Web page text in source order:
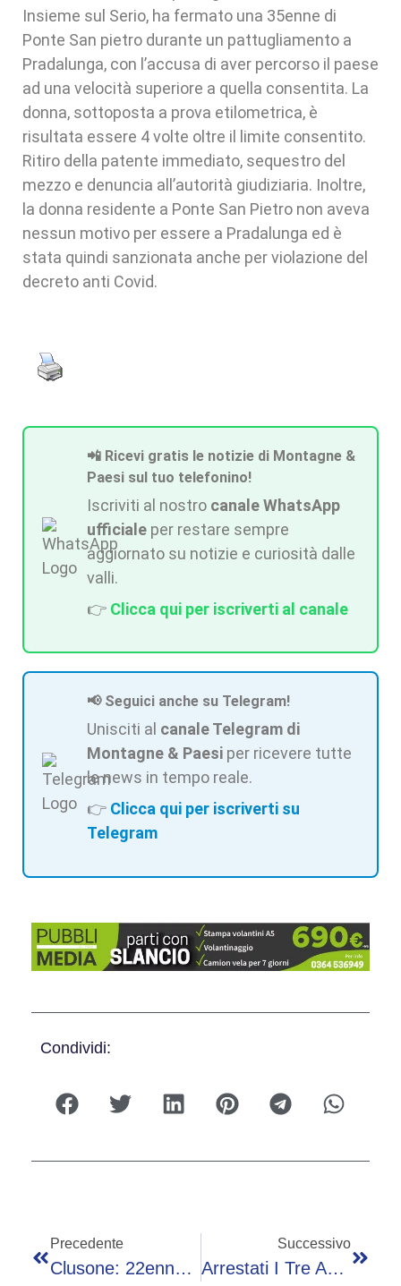
Insieme sul Serio, ha fermato una 35enne di
Ponte San pietro durante un pattugliamento a
Pradalunga, con l’accusa di aver percorso il paese
ad una velocità superiore a quella consentita. La
donna, sottoposta a prova etilometrica, è
risultata essere 4 volte oltre il limite consentito.
Ritiro della patente immediato, sequestro del
mezzo e denuncia all’autorità giudiziaria. Inoltre,
la donna residente a Ponte San Pietro non aveva
nessun motivo per essere a Pradalunga ed è
stata quindi sanzionata anche per violazione del
decreto anti Covid.
📲 Ricevi gratis le notizie di Montagne &
Paesi sul tuo telefonino!
Iscriviti al nostro canale WhatsApp
ufficiale per restare sempre
aggiornato su notizie e curiosità dalle
valli.
👉 Clicca qui per iscriverti al canale
📢 Seguici anche su Telegram!
Unisciti al canale Telegram di
Montagne & Paesi per ricevere tutte
le news in tempo reale.
👉 Clicca qui per iscriverti su
Telegram
Condividi:
Precedente
Clusone: 22enne Cade Da Cavallo, Interviene L’elisoccorso
Successivo
Arrestati I Tre Assassini Di Daniele Ferrari, Ucciso Quest’estate In Namibia